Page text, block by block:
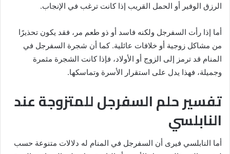
الرزق الوفير أو الحمل القريب إذا كانت ترغب في الإنجاب.
أما إذا رأت السفرجل ولكنه فاسد أو ذو طعم مر، فقد يكون تحذيرًا
من مشاكل زوجية أو خلافات عائلية. كما أن شجرة السفرجل في
المنام قد ترمز إلى الزوج أو الأولاد، فإذا كانت الشجرة مثمرة
وجميلة، فهذا يدل على استقرار الأسرة وتماسكها.
تفسير حلم السفرجل للمتزوجة عند
النابلسي
أما النابلسي فيرى أن السفرجل في المنام له دلالات متنوعة حسب